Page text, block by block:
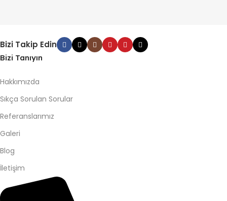
Bizi Takip Edin
Bizi Tanıyın
Hakkımızda
Sıkça Sorulan Sorular
Referanslarımız
Galeri
Blog
İletişim